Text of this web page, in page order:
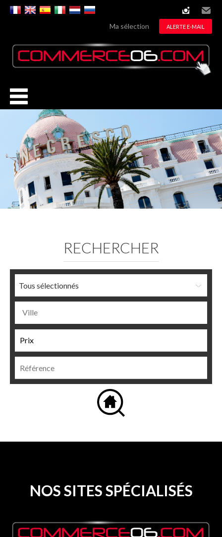
instagram
Email
Ma sélection ALERTE E-MAIL
RECHERCHER
Tous sélectionnés
NOS SITES SPÉCIALISÉS